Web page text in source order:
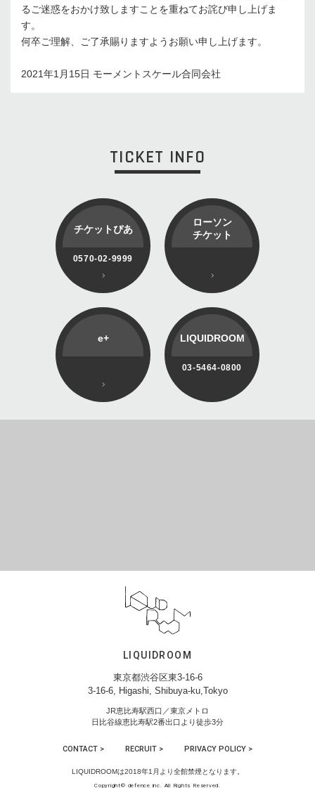
るご迷惑をおかけ致しますことを重ねてお詫び申し上げま
す。
何卒ご理解、ご了承賜りますようお願い申し上げます。
2021年1月15日 モーメントスケール合同会社
TICKET INFO
チケットぴあ
0570-02-9999
ローソン
チケット
e+ LIQUIDROOM
03-5464-0800
LIQUIDROOM
東京都渋谷区東3-16-6
3-16-6, Higashi, Shibuya-ku,Tokyo
JR恵比寿駅西口／東京メトロ
日比谷線恵比寿駅2番出口より徒歩3分
CONTACT > RECRUIT > PRIVACY POLICY >
LIQUIDROOMは2018年1月より全館禁煙となります。
Copyright© defence inc. All Rights Reserved.